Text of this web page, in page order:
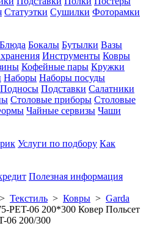
Статуэтки Сушилки Фоторамки
Блюда Бокалы Бутылки Вазы
Инструменты Ковры
Кофейные пары Кружки
Наборы Наборы посуды
Подносы Подставки Салатники
Столовые приборы Столовые
Чайные сервизы Чаши
Услуги по подбору Как
Полезная информация
> Текстиль > Ковры > Garda
PET-06 200*300 Ковер Польсет
06 200/300